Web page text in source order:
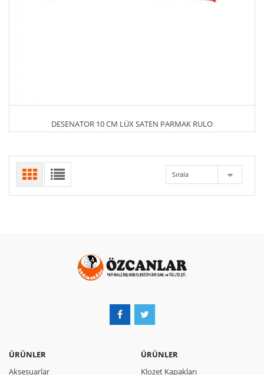
DESENATOR 10 CM LÜX SATEN PARMAK RULO
Sırala
ÜRÜNLER
Aksesuarlar
ÜRÜNLER
Klozet Kapakları